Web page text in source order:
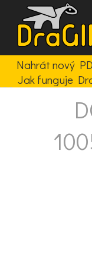
Nahrát nový
Jak funguje